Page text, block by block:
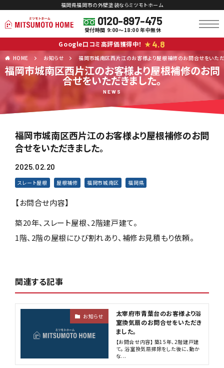
福岡県福岡市の外壁塗装ならミツモトホーム
0120-897-475
受付時間 9:00～18:00 年中無休
Google口コミ高評価獲得中！ ★ 4.8
HOME お知らせ 福岡市城南区西片江のお客様より屋根補修のお問合せをいただ
福岡市城南区西片江のお客様より屋根補修のお問
合せをいただきました。
NEWS
福岡市城南区西片江のお客様より屋根補修のお問
合せをいただきました。
2025.02.20
スレート屋根 屋根補修 福岡市城南区 福岡県
【お問合せ内容】
築20年、スレート屋根、2階建戸建て。
1階、2階の屋根にひび割れあり、補修お見積もり依頼。
関連する記事
お知らせ
太宰府市青葉台のお客様より浴
室換気扇のお問合せをいただき
ました。
【お問合せ内容】 築15年、2階建戸建
て。 浴室換気扇掃除をした後に、動か
な...